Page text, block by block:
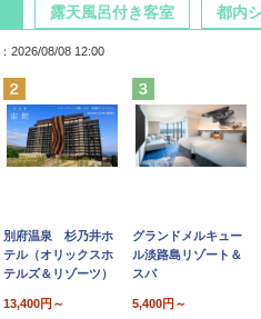
2026/08/08 12:00
別府温泉 杉乃井ホ
テル（オリックスホ
テルズ＆リゾーツ）
13,400円～
グランドメルキュー
ル淡路島リゾート＆
スパ
5,400円～
露天風呂付き客室 都内